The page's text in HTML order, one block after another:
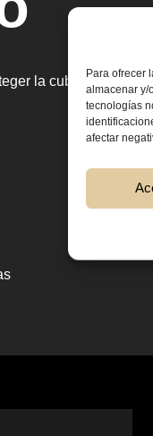
Para ofrecer
almacenar y/
tecnologías
afectar
la cubierta. Se